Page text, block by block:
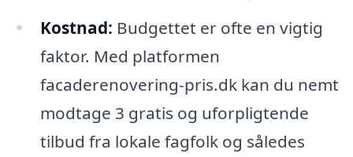
Kostnad: Budgettet er ofte en vigtig
faktor. Med platformen
facaderenovering-pris.dk kan du nemt
modtage 3 gratis og uforpligtende
tilbud fra lokale fagfolk og således